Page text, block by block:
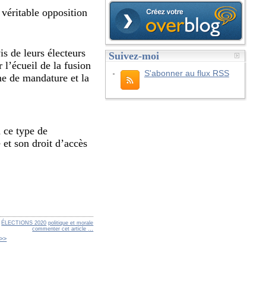
opposition
de leurs électeurs
l’écueil de la fusion
de mandature et la
type de
son droit d’accès
ÉLECTIONS 2020 politique et morale
commenter cet article
Suivez-moi
S'abonner au flux RSS